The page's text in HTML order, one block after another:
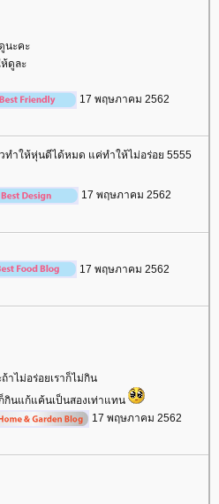
นะคะ
ดูละ
17 พฤษภาคม 2562
ทำให้หุ่นดีได้หมด แค่ทำให้ไม่อร่อย 5555
17 พฤษภาคม 2562
17 พฤษภาคม 2562
าไม่อร่อยเราก็ไม่กิน
กินแก้แค้นเป็นสองเท่าแทน
17 พฤษภาคม 2562